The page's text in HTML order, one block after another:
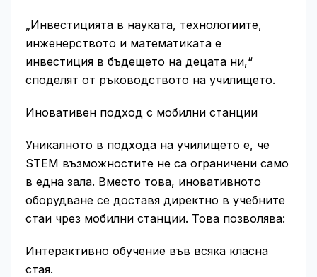
„Инвестицията в науката, технологиите,
инженерството и математиката е
инвестиция в бъдещето на децата ни,“
споделят от ръководството на училището.
Иновативен подход с мобилни станции
Уникалното в подхода на училището е, че
STEM възможностите не са ограничени само
в една зала. Вместо това, иновативното
оборудване се доставя директно в учебните
стаи чрез мобилни станции. Това позволява:
Интерактивно обучение във всяка класна
стая.